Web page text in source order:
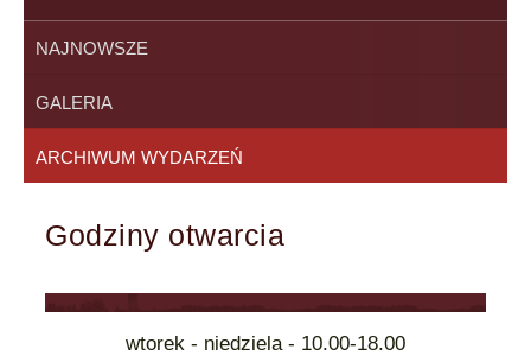
NAJNOWSZE
GALERIA
ARCHIWUM WYDARZEŃ
Godziny otwarcia
wtorek - niedziela - 10.00-18.00